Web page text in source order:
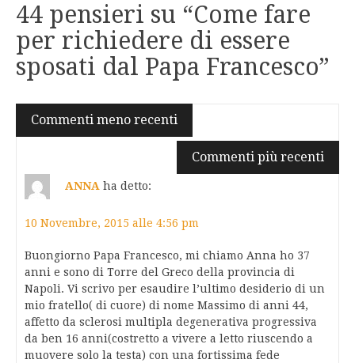
44 pensieri su “Come fare
per richiedere di essere
sposati dal Papa Francesco”
Navigazione
commenti
Commenti meno recenti
Commenti più recenti
ANNA ha detto:
10 Novembre, 2015 alle 4:56 pm
Buongiorno Papa Francesco, mi chiamo Anna ho 37
anni e sono di Torre del Greco della provincia di
Napoli. Vi scrivo per esaudire l’ultimo desiderio di un
mio fratello( di cuore) di nome Massimo di anni 44,
affetto da sclerosi multipla degenerativa progressiva
da ben 16 anni(costretto a vivere a letto riuscendo a
muovere solo la testa) con una fortissima fede